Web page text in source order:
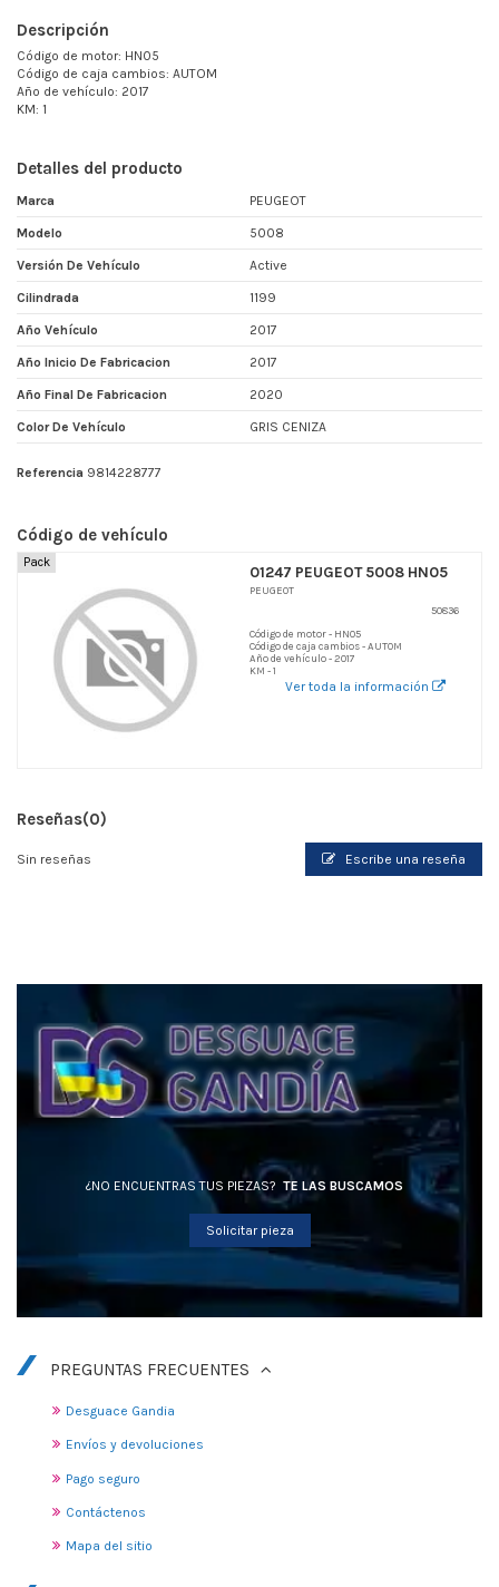
Descripción
Código de motor: HN05
Código de caja cambios: AUTOM
Año de vehículo: 2017
KM: 1
Detalles del producto
Marca PEUGEOT
Modelo 5008
Versión De Vehículo Active
Cilindrada 1199
Año Vehículo 2017
Año Inicio De Fabricacion 2017
Año Final De Fabricacion 2020
Color De Vehículo GRIS CENIZA
Referencia 9814228777
Código de vehículo
Pack
01247 PEUGEOT 5008 HN05
PEUGEOT
50836
Código de motor - HN05
Código de caja cambios - AUTOM
Año de vehículo - 2017
KM - 1
Ver toda la información
Reseñas(0)
Sin reseñas Escribe una reseña
¿NO ENCUENTRAS TUS PIEZAS? TE LAS BUSCAMOS
Solicitar pieza
PREGUNTAS FRECUENTES
Desguace Gandia
Envíos y devoluciones
Pago seguro
Contáctenos
Mapa del sitio